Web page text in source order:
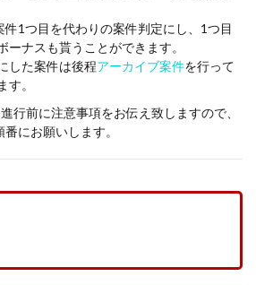
件1つ目を代わりの案件判定にし、1つ目
ーナスも貰うことができます。
した案件は後程アーカイブ案件を行って
す。
行前に注意事項をお伝え致しますので、
にお願いします。